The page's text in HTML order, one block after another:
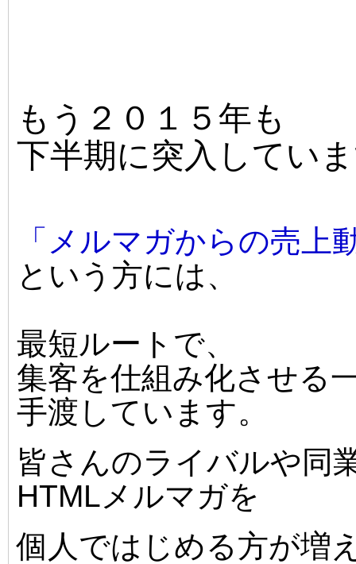
もう２０１５年も
下半期に突入してい
「メルマガからの売上
という方には、
最短ルートで、
集客を仕組み化させる
手渡しています。
皆さんのライバルや同
HTMLメルマガを
個人ではじめる方が増